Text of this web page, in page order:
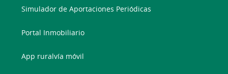
Simulador de Aportaciones Periódicas
Portal Inmobiliario
App ruralvía móvil